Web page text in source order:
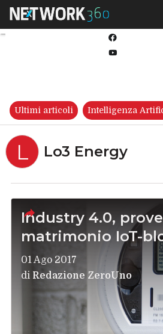
Ultimi articoli Intelligenza
L Lo3 Energy
Industry 4.0,
matrimonio IoT-
01 Ago 2017
di Redazione ZeroUno